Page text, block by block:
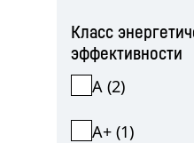
Класс
эффективности
A (2)
A+ (1)